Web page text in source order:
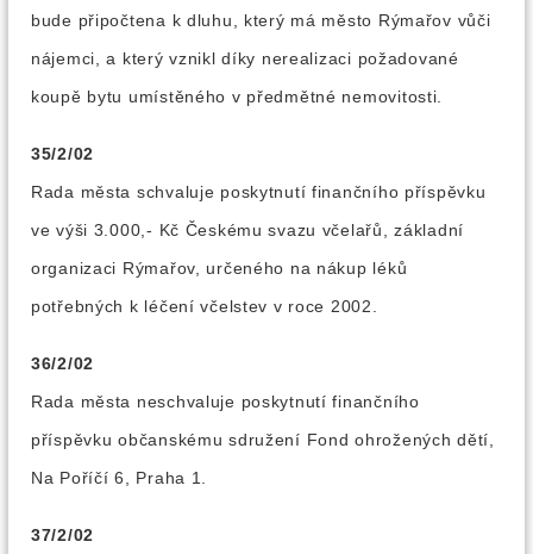
bude připočtena k dluhu, který má město Rýmařov vůči
nájemci, a který vznikl díky nerealizaci požadované
koupě bytu umístěného v předmětné nemovitosti.
35/2/02
Rada města schvaluje poskytnutí finančního příspěvku
ve výši 3.000,- Kč Českému svazu včelařů, základní
organizaci Rýmařov, určeného na nákup léků
potřebných k léčení včelstev v roce 2002.
36/2/02
Rada města neschvaluje poskytnutí finančního
příspěvku občanskému sdružení Fond ohrožených dětí,
Na Poříčí 6, Praha 1.
37/2/02